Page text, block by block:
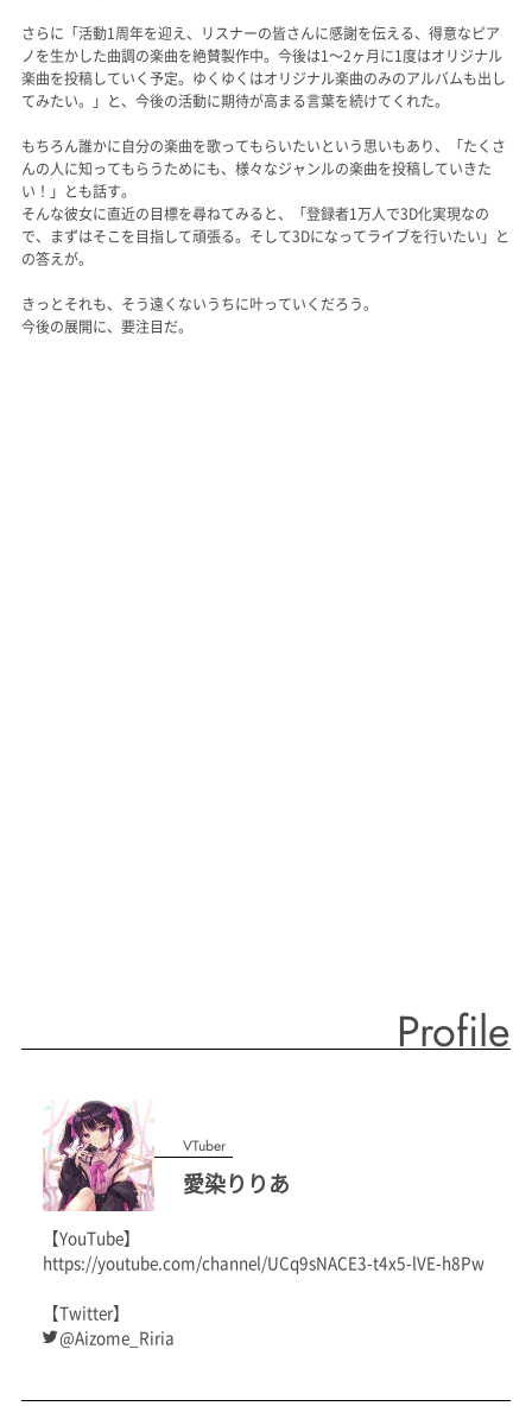
さらに「活動1周年を迎え、リスナーの皆さんに感謝を伝える、得意なピア
ノを生かした曲調の楽曲を絶賛製作中。今後は1～2ヶ月に1度はオリジナル
楽曲を投稿していく予定。ゆくゆくはオリジナル楽曲のみのアルバムも出し
てみたい。」と、今後の活動に期待が高まる言葉を続けてくれた。
もちろん誰かに自分の楽曲を歌ってもらいたいという思いもあり、「たくさ
んの人に知ってもらうためにも、様々なジャンルの楽曲を投稿していきた
い！」とも話す。
そんな彼女に直近の目標を尋ねてみると、「登録者1万人で3D化実現なの
で、まずはそこを目指して頑張る。そして3Dになってライブを行いたい」と
の答えが。
きっとそれも、そう遠くないうちに叶っていくだろう。
今後の展開に、要注目だ。
Profile
VTuber
愛染りりあ
【YouTube】
https://youtube.com/channel/UCq9sNACE3-t4x5-lVE-h8Pw
【Twitter】
@Aizome_Riria